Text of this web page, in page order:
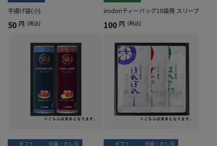
手提げ袋(小)
50 円 (税込)
irodoriティーバッグ10袋用 スリーブ
100 円 (税込)